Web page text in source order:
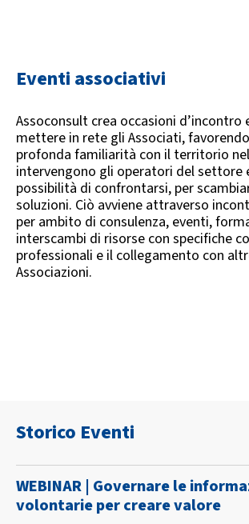
Eventi associativi
Assoconsult crea occasioni d’incontro
mettere in rete gli Associati,
profonda familiarità con il territorio
intervengono gli operatori del settore
possibilità di confrontarsi, per
soluzioni. Ciò avviene attraverso
per ambito di consulenza, eventi,
interscambi di risorse con specifiche
professionali e il collegamento con
Associazioni.
Storico Eventi
WEBINAR | Governare le
volontarie per creare valore